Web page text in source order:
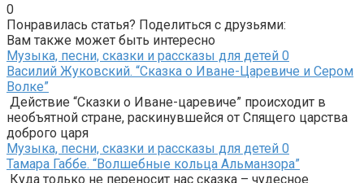
0
Понравилась статья? Поделиться с друзьями:
Вам также может быть интересно
Музыка, песни, сказки и рассказы для детей 0
Василий Жуковский. “Сказка о Иване-Царевиче и Сером
Волке”
Действие “Сказки о Иване-царевиче” происходит в
необъятной стране, раскинувшейся от Спящего царства
доброго царя
Музыка, песни, сказки и рассказы для детей 0
Тамара Габбе. “Волшебные кольца Альманзора”
Куда только не переносит нас сказка – чудесное